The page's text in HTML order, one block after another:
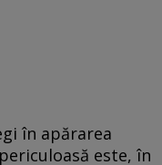
în apărarea
este, în